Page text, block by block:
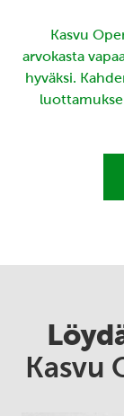
Kasvu
arvokasta
hyväksi.
Kasvu